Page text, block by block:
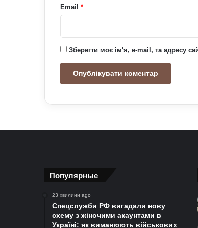
Email *
Зберегти моє ім'я, e-mail, та адресу
Популярные
23 хвилини ago
Спецслужби РФ вигадали нову
схему з жіночими акаунтами в
Україні: як виманюють військових